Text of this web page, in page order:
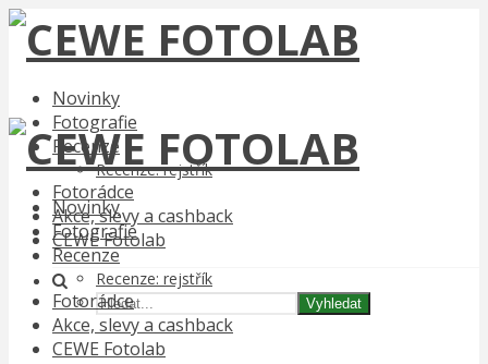
Novinky
Fotografie
Recenze
Recenze: rejstřík
Fotorádce
Akce, slevy a cashback
CEWE Fotolab
Vyhledat
Novinky
Fotografie
Recenze
Recenze: rejstřík
Fotorádce
Akce, slevy a cashback
CEWE Fotolab